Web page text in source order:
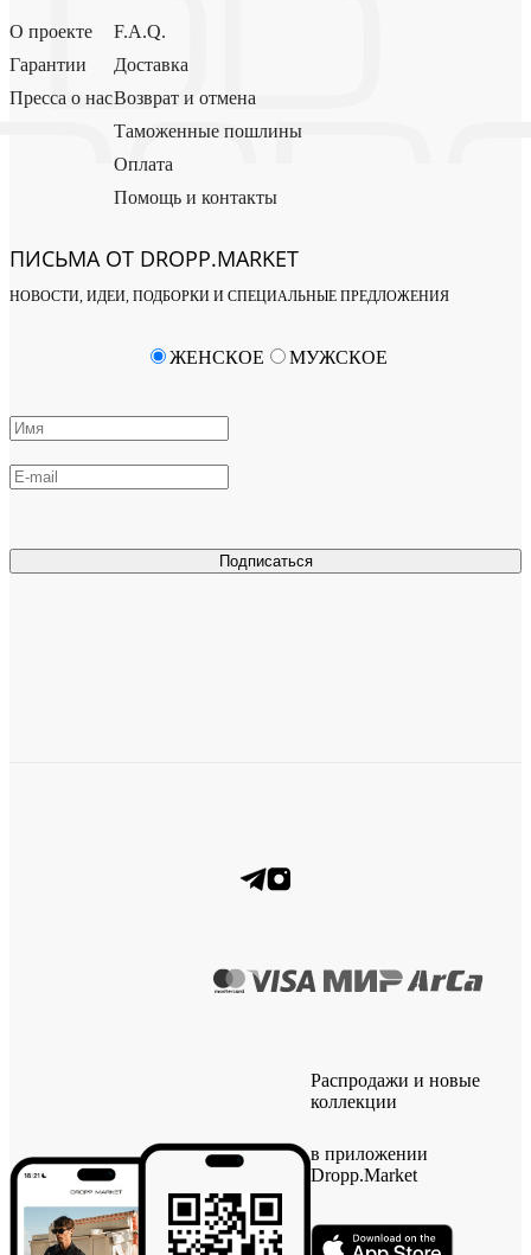
О проекте
Гарантии
Пресса о нас
F.A.Q.
Доставка
Возврат и отмена
Таможенные пошлины
Оплата
Помощь и контакты
ПИСЬМА ОТ DROPP.MARKET
НОВОСТИ, ИДЕИ, ПОДБОРКИ И СПЕЦИАЛЬНЫЕ ПРЕДЛОЖЕНИЯ
Подписаться
ЖЕНСКОЕ МУЖСКОЕ
Распродажи и новые
коллекции
в приложении
Dropp.Market